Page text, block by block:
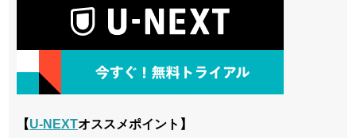
【U-NEXTオススメポイント】